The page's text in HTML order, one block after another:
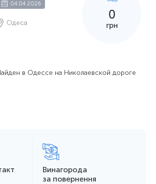
04.04.2026
Одеса
0
грн
в Одессе на Николаевской дороге
Винагорода
за повернення